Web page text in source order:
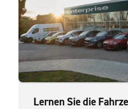
Lernen Sie die